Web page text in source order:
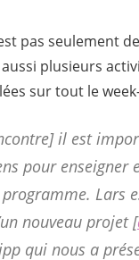
pas seulement
aussi plusieurs
sur tout le
il est
pour enseigner
Lars
nouveau projet [
qui nous a